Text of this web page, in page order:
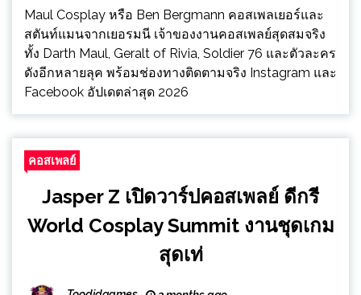
Maul Cosplay หรือ Ben Bergmann คอสเพลเยอร์และ
สตันท์แมนจากเยอรมนี เจ้าของงานคอสเพลย์สุดสมจริง
ทั้ง Darth Maul, Geralt of Rivia, Soldier 76 และตัวละคร
ดังอีกหลายลุค พร้อมช่องทางติดตามจริง Instagram และ
Facebook อัปเดตล่าสุด 2026
คอสเพลย์
Jasper Z เปิดวาร์ปคอสเพลย์ ดีกรี
World Cosplay Summit งานชุดเกม
สุดเท่